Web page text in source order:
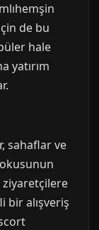
de bu
hale
yatırım
sahaflar ve
ziyaretçilere
bir alışveriş